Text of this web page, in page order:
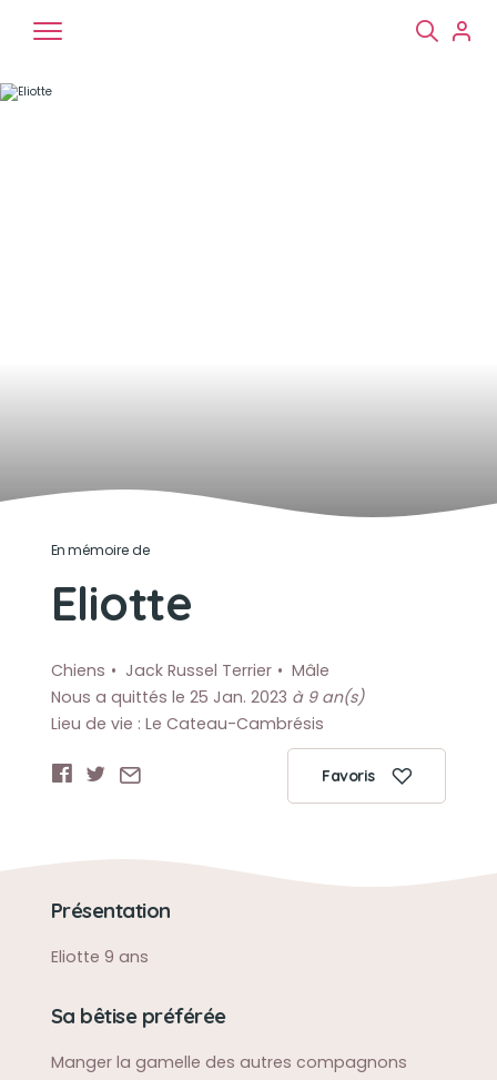
En mémoire de
Eliotte
Chiens Jack Russel Terrier
Mâle
Nous a quittés le 25 Jan. 2023 à 9 an(s)
Lieu de vie : Le Cateau-Cambrésis
Favoris
Présentation
Eliotte 9 ans
Sa bêtise préférée
Manger la gamelle des autres compagnons